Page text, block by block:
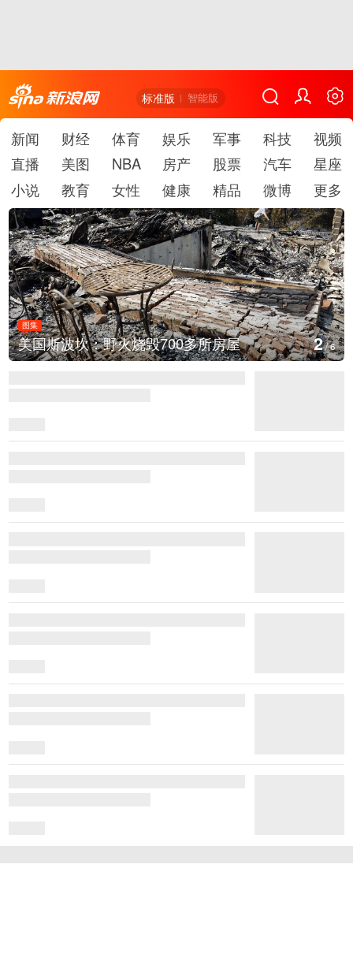
标准版 智能版
新闻 财经 体育 娱乐 军事 科技
视频
直播
美图 NBA 房产 股票 汽车
星座
小说
教育 女性 健康 精品 微博 更多
图集
美国斯波坎：野火烧毁700多所房屋 2/6